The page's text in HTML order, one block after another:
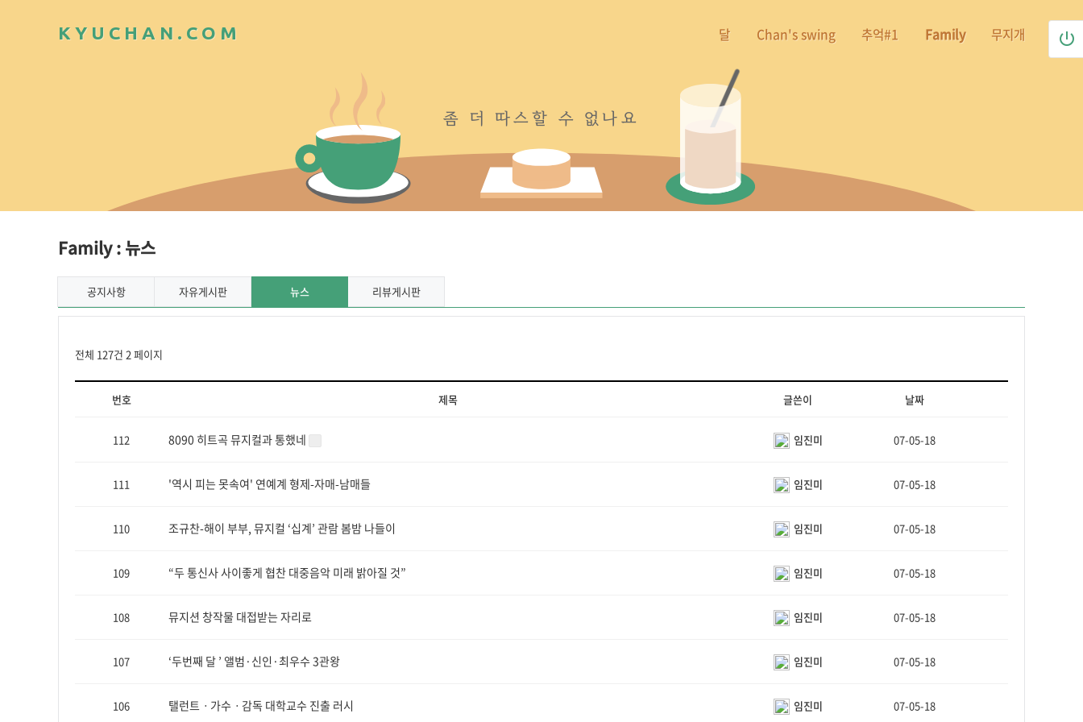
K Y U C H A N . C O M 달 Chan's swing 추억#1 Family 무지개 power_settings_new
좀 더 따스 할 수 없 나 요
Family : 뉴스
공지사항 자유게시판 뉴스 리뷰게시판
전체 127건 2 페이지
번호 제목 글쓴이 날짜
112 8090 히트곡 뮤지컬과 통했네 임진미 07-05-18
111 '역시 피는 못속여' 연예계 형제-자매-남매들 임진미 07-05-18
110 조규찬-해이 부부, 뮤지컬 ‘십계’ 관람 봄밤 나들이 임진미 07-05-18
109 “두 통신사 사이좋게 협찬 대중음악 미래 밝아질 것” 임진미 07-05-18
108 뮤지션 창작물 대접받는 자리로 임진미 07-05-18
107 ‘두번째 달 ’ 앨범·신인·최우수 3관왕 임진미 07-05-18
106 탤런트ㆍ가수ㆍ감독 대학교수 진출 러시 임진미 07-05-18